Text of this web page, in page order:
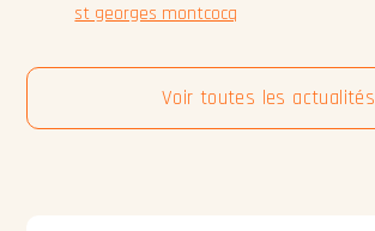
st georges montcocq
Voir toutes les actualités